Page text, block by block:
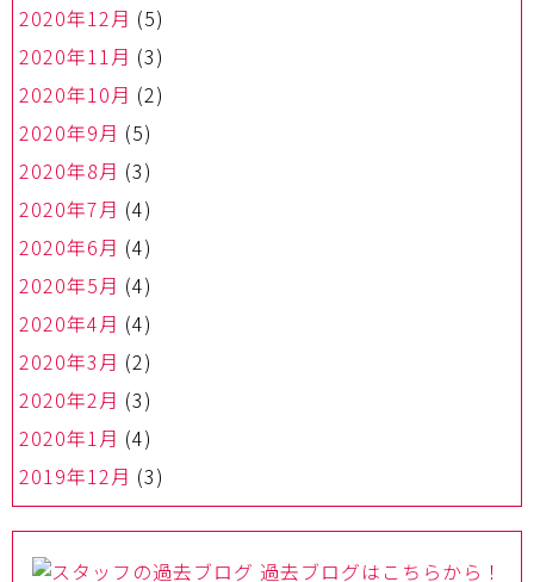
2020年12月 (5)
2020年11月 (3)
2020年10月 (2)
2020年9月 (5)
2020年8月 (3)
2020年7月 (4)
2020年6月 (4)
2020年5月 (4)
2020年4月 (4)
2020年3月 (2)
2020年2月 (3)
2020年1月 (4)
2019年12月 (3)